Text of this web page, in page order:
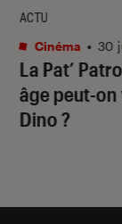
La Pat’
âge peut-
Dino?
ACTU
Cinéma • 30